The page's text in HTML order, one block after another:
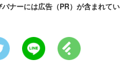
ナーには広告（PR）が含まれてい